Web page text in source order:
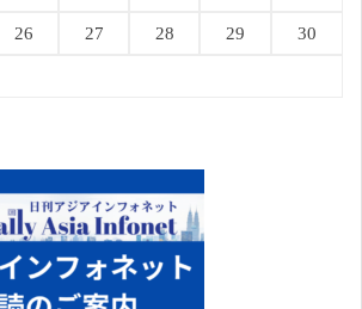
26 27 28 29 30